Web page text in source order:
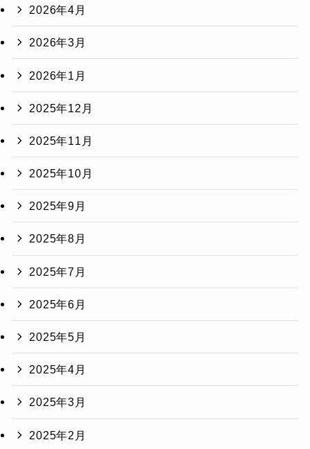
2026年4月
2026年3月
2026年1月
2025年12月
2025年11月
2025年10月
2025年9月
2025年8月
2025年7月
2025年6月
2025年5月
2025年4月
2025年3月
2025年2月